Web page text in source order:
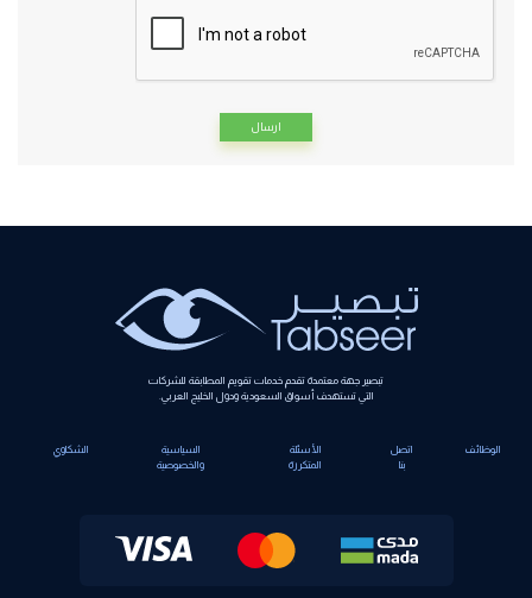
تبصير جهة معتمدة تقدم خدمات تقويم المطابقة للشركات
التي تستهدف أسواق السعودية ودول الخليج العربي.
الوظائف
اتصل
الأسئلة
المتكررة
السياسية
والخصوصية
الشكاوي